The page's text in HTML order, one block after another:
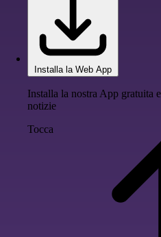
Installa la Web App
Installa la nostra App gratuita
notizie
Tocca